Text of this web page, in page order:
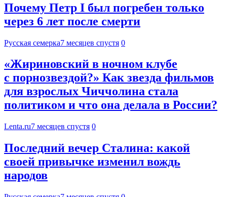
Почему Петр I был погребен только
через 6 лет после смерти
Русская семерка7 месяцев спустя 0
«Жириновский в ночном клубе
с порнозвездой?» Как звезда фильмов
для взрослых Чиччолина стала
политиком и что она делала в России?
Lenta.ru7 месяцев спустя 0
Последний вечер Сталина: какой
своей привычке изменил вождь
народов